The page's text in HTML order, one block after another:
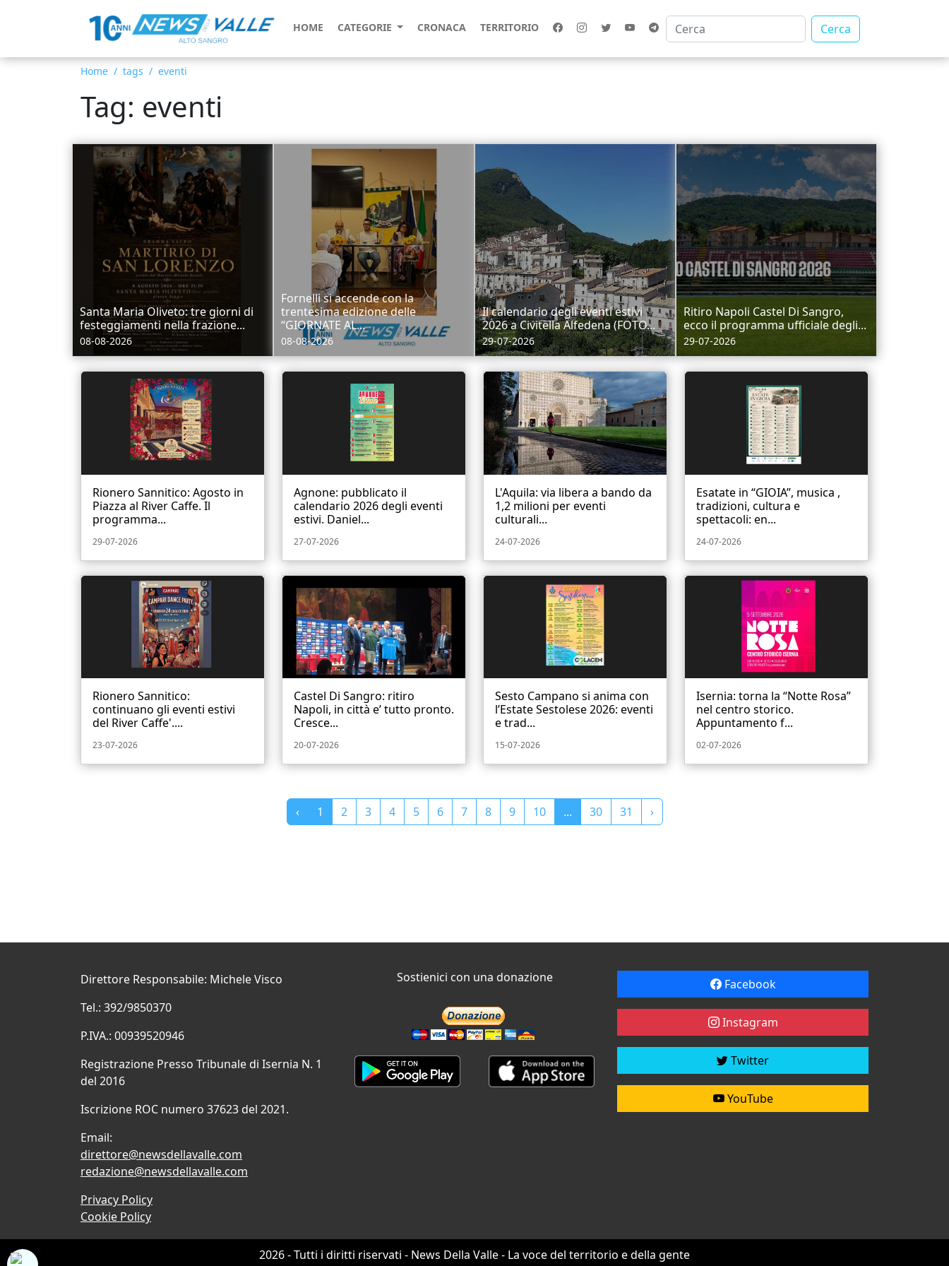
HOME CATEGORIE CRONACA TERRITORIO Cerca
Home tags eventi
Tag: eventi
Santa Maria Oliveto: tre giorni di
festeggiamenti nella frazione...
08-08-2026
Fornelli si accende con la
trentesima edizione delle
“GIORNATE AL...
08-08-2026
Il calendario degli eventi estivi
2026 a Civitella Alfedena (FOTO...
29-07-2026
Ritiro Napoli Castel Di Sangro,
ecco il programma ufficiale degli...
29-07-2026
Rionero Sannitico: Agosto in
Piazza al River Caffe. Il
programma...
29-07-2026
Agnone: pubblicato il
calendario 2026 degli eventi
estivi. Daniel...
27-07-2026
L'Aquila: via libera a bando da
1,2 milioni per eventi
culturali...
24-07-2026
Esatate in “GIOIA”, musica ,
tradizioni, cultura e
spettacoli: en...
24-07-2026
Rionero Sannitico:
continuano gli eventi estivi
del River Caffe'....
23-07-2026
Castel Di Sangro: ritiro
Napoli, in città e’ tutto pronto.
Cresce...
20-07-2026
Sesto Campano si anima con
l’Estate Sestolese 2026: eventi
e trad...
15-07-2026
Isernia: torna la “Notte Rosa”
nel centro storico.
Appuntamento f...
02-07-2026
‹ 1 2 3 4 5 6 7 8 9 10 ... 30 31 ›
Direttore Responsabile: Michele Visco
Tel.: 392/9850370
P.IVA.: 00939520946
Registrazione Presso Tribunale di Isernia N. 1
del 2016
Iscrizione ROC numero 37623 del 2021.
Email:
direttore@newsdellavalle.com
redazione@newsdellavalle.com
Privacy Policy
Cookie Policy
Sostienici con una donazione Facebook
Instagram
Twitter
YouTube
2026 - Tutti i diritti riservati - News Della Valle - La voce del territorio e della gente